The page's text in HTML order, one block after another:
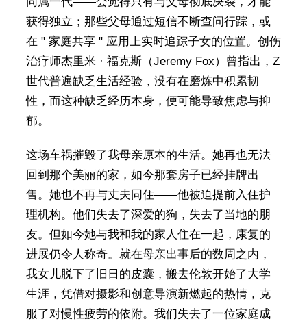
获得独立；那些父母通过短信不断查问行踪，或
在 " 家庭共享 " 应用上实时追踪子女的位置。创伤
治疗师杰里米 · 福克斯（Jeremy Fox）曾指出，Z
世代普遍缺乏生活经验，没有在磨炼中积累韧
性，而这种缺乏经历本身，便可能导致焦虑与抑
郁。
这场车祸摧毁了我母亲原本的生活。她再也无法
回到那个美丽的家，如今那套房子已经挂牌出
售。她也不再与丈夫同住——他被迫提前入住护
理机构。他们失去了深爱的狗，失去了当地的朋
友。但如今她与我和我的家人住在一起，康复的
进展仍令人称奇。就在母亲出事后的数周之内，
我女儿脱下了旧日的皮囊，搬去伦敦开始了大学
生涯，凭借对摄影和创意导演新燃起的热情，克
服了对慢性疲劳的依附。我们失去了一位家庭成